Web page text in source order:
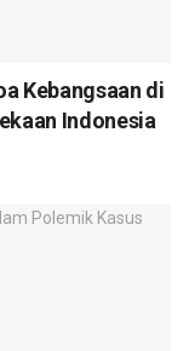
Kebangsaan di
Indonesia